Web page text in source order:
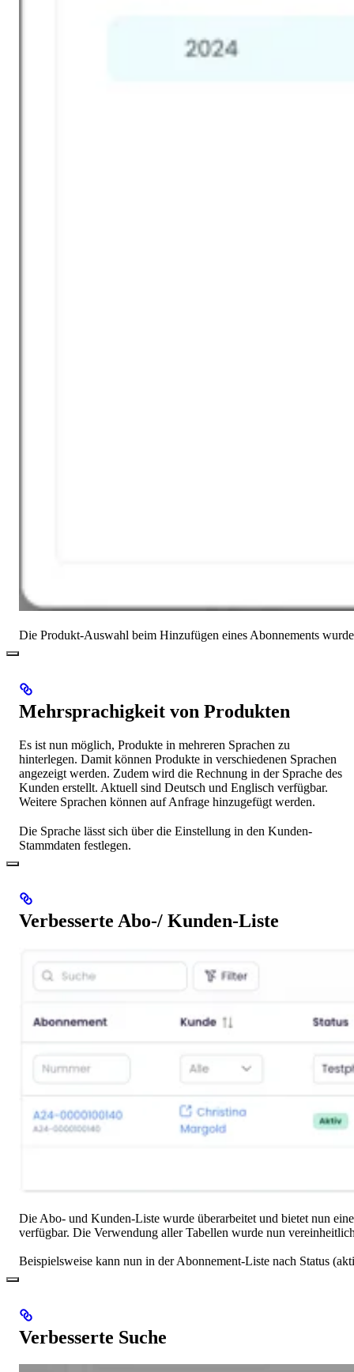
Die Produkt-Auswahl beim Hinzufügen eines Abonnements
Mehrsprachigkeit von Produkten
Es ist nun möglich, Produkte in mehreren Sprachen zu
hinterlegen. Damit können Produkte in verschiedenen Sprachen
angezeigt werden. Zudem wird die Rechnung in der Sprache des
Kunden erstellt. Aktuell sind Deutsch und Englisch verfügbar.
Weitere Sprachen können auf Anfrage hinzugefügt werden.
Die Sprache lässt sich über die Einstellung in den Kunden-
Stammdaten festlegen.
Verbesserte Abo-/ Kunden-Liste
Die Abo- und Kunden-Liste wurde überarbeitet und bietet nun
verfügbar. Die Verwendung aller Tabellen wurde nun
Beispielsweise kann nun in der Abonnement-Liste nach Status
Verbesserte Suche